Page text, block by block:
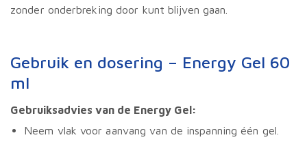
zonder onderbreking door kunt blijven gaan.
Gebruik en dosering – Energy Gel 60
ml
Gebruiksadvies van de Energy Gel:
Neem vlak voor aanvang van de inspanning één gel.